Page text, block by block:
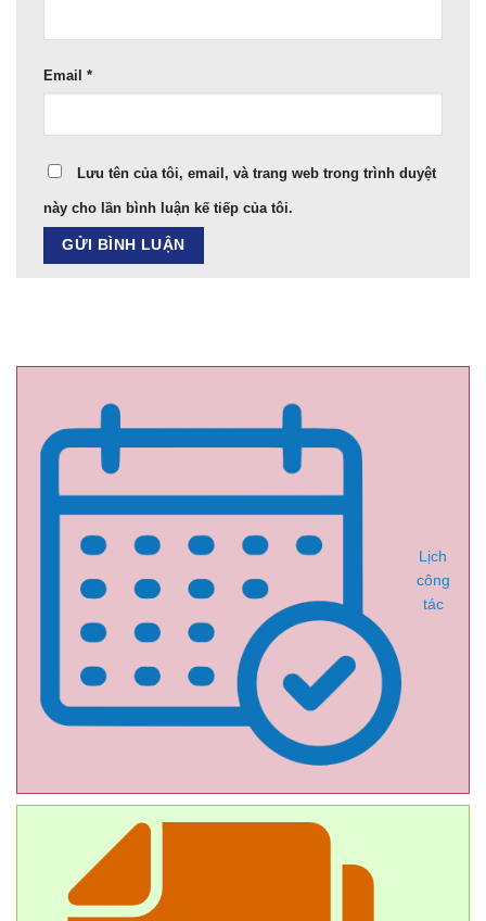
Email *
Lưu tên của tôi, email, và trang web trong trình duyệt
này cho lần bình luận kế tiếp của tôi.
Lịch
công
tác